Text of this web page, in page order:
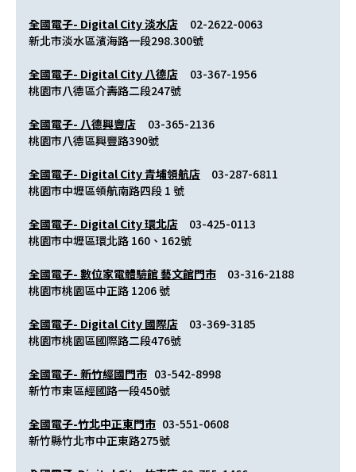
全國電子- Digital City 淡水店
     02-2622-0063
新北市淡水區濱海路一段298.300號
全國電子- Digital City 八德店
     03-367-1956
桃園市八德區介壽路二段247號
全國電子- 八德興豐店
     03-365-2136
桃園市八德區興豐路390號
全國電子- Digital City 青埔領航店 03-287-6811
桃園市中壢區領航南路四段 1 號
全國電子- Digital City 環北店 03-425-0113
桃園市中壢區環北路 160、162號
全國電子- 數位家電體驗館 藝文館門市 03-316-2188
桃園市桃園區中正路 1206 號
全國電子- Digital City 國際店 03-369-3185
桃園市桃園區國際路二段476號
全國電子- 新竹經國門市
   03-542-8998
新竹市東區經國路一段450號
全國電子-竹北中正東門市
	03-551-0608
新竹縣竹北市中正東路275號